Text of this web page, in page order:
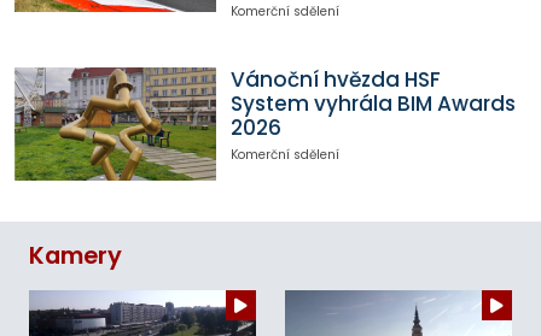
Komerční sdělení
Vánoční hvězda HSF
System vyhrála BIM Awards
2026
Komerční sdělení
Kamery